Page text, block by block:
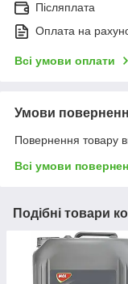
Післяплата
Оплата на
Всі умови оплати
Умови
Повернення товару
Всі умови
Подібні товари